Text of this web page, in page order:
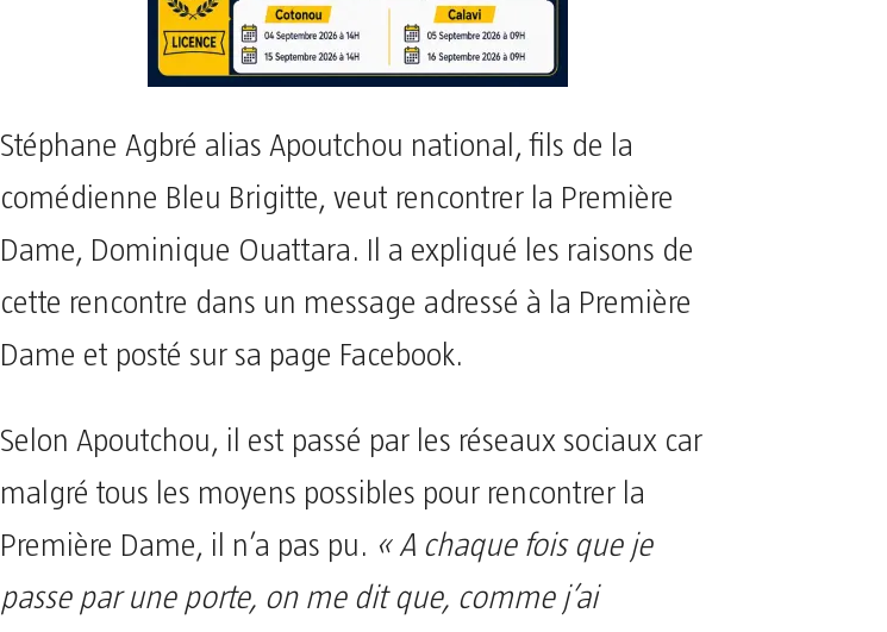
Stéphane Agbré alias Apoutchou national, fils de la
comédienne Bleu Brigitte, veut rencontrer la Première
Dame, Dominique Ouattara. Il a expliqué les raisons de
cette rencontre dans un message adressé à la Première
Dame et posté sur sa page Facebook.
Selon Apoutchou, il est passé par les réseaux sociaux car
malgré tous les moyens possibles pour rencontrer la
Première Dame, il n’a pas pu. « A chaque fois que je
passe par une porte, on me dit que, comme j’ai